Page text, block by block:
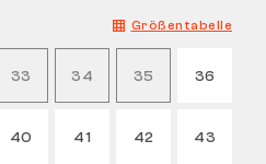
Größentabelle
33 34 35 36
40 41 42 43